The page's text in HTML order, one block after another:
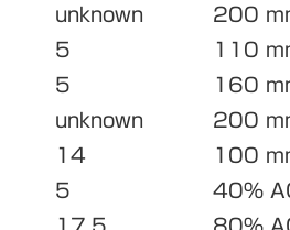
unknown 200
5 110
5 160
unknown 200
14 100
5 40%